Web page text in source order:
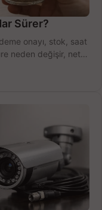
Sürer?
onayı, stok, saat
neden değişir, net